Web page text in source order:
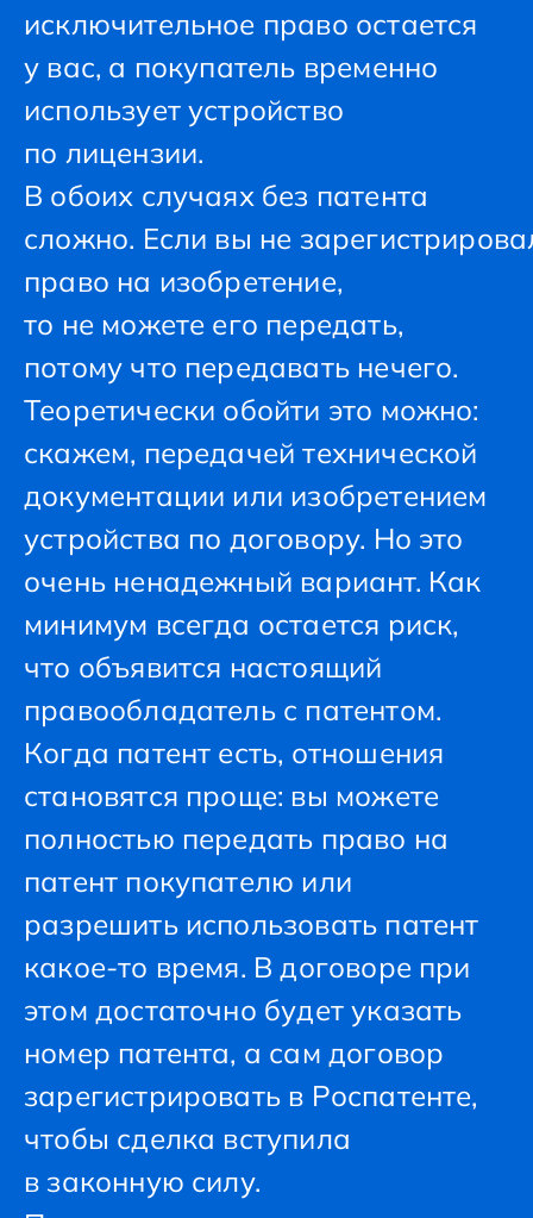
исключительное право остается
у вас, а покупатель временно
использует устройство
по лицензии.
В обоих случаях без патента
сложно. Если вы не
право на изобретение,
то не можете его передать,
потому что передавать нечего.
Теоретически обойти это можно:
скажем, передачей технической
документации или изобретением
устройства по договору. Но это
очень ненадежный вариант. Как
минимум всегда остается риск,
что объявится настоящий
правообладатель с патентом.
Когда патент есть, отношения
становятся проще: вы можете
полностью передать право на
патент покупателю или
разрешить использовать патент
какое-то время. В договоре при
этом достаточно будет указать
номер патента, а сам договор
зарегистрировать в Роспатенте,
чтобы сделка вступила
в законную силу.